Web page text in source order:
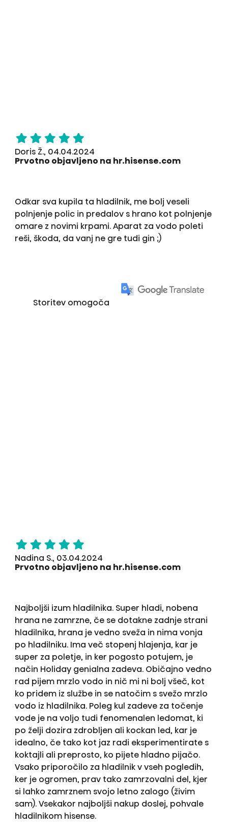
Doris Ž., 04.04.2024
Prvotno objavljeno na hr.hisense.com
Odkar sva kupila ta hladilnik, me bolj veseli
polnjenje polic in predalov s hrano kot polnjenje
omare z novimi krpami. Aparat za vodo poleti
reši, škoda, da vanj ne gre tudi gin ;)
Storitev omogoča
Nadina S., 03.04.2024
Prvotno objavljeno na hr.hisense.com
Najboljši izum hladilnika. Super hladi, nobena
hrana ne zamrzne, če se dotakne zadnje strani
hladilnika, hrana je vedno sveža in nima vonja
po hladilniku. Ima več stopenj hlajenja, kar je
super za poletje, in ker pogosto potujem, je
način Holiday genialna zadeva. Običajno vedno
rad pijem mrzlo vodo in nič mi ni bolj všeč, kot
ko pridem iz službe in se natočim s svežo mrzlo
vodo iz hladilnika. Poleg kul zadeve za točenje
vode je na voljo tudi fenomenalen ledomat, ki
po želji dozira zdrobljen ali kockan led, kar je
idealno, če tako kot jaz radi eksperimentirate s
koktajli ali preprosto, ko pijete hladno pijačo.
Vsako priporočilo za hladilnik v vseh pogledih,
ker je ogromen, prav tako zamrzovalni del, kjer
si lahko zamrznem svojo letno zalogo (živim
sam). Vsekakor najboljši nakup doslej, pohvale
hladilnikom hisense.